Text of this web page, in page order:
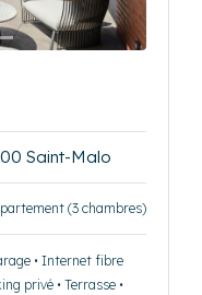
Saint-Malo
(3 chambres)
• Internet fibre
privé • Terrasse •